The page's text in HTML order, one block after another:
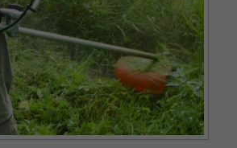
Necesarias
Estas
cookies no
son